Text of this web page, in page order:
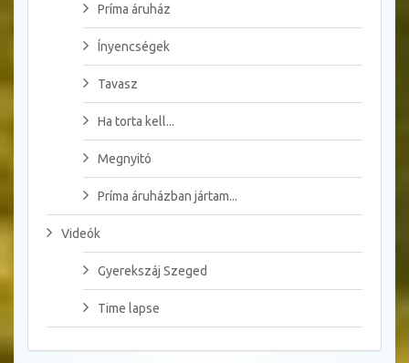
Príma áruház
Ínyencségek
Tavasz
Ha torta kell...
Megnyitó
Príma áruházban jártam...
Videók
Gyerekszáj Szeged
Time lapse